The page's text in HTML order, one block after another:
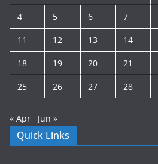
4 5 6 7
11 12 13 14
18 19 20 21
25 26 27 28
« Apr Jun »
Quick Links